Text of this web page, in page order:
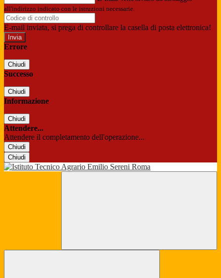
all'indirizzo indicato con le istruzioni necessarie.
E-mail inviata, si prega di controllare la casella di posta elettronica!
Errore
Chiudi
Successo
Chiudi
Informazione
Chiudi
Attendere...
Attendere il completamento dell'operazione...
Chiudi
Chiudi